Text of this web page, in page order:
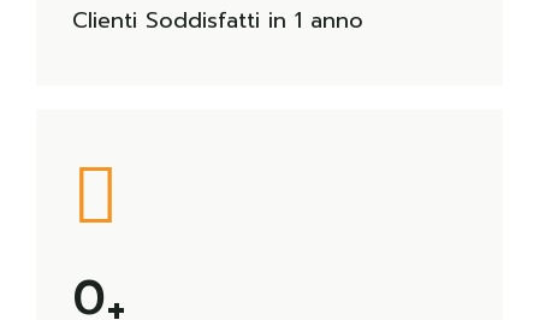
Clienti Soddisfatti in 1 anno
0